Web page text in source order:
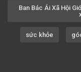
Ban Bác Ái Xã Hội
sức khỏe